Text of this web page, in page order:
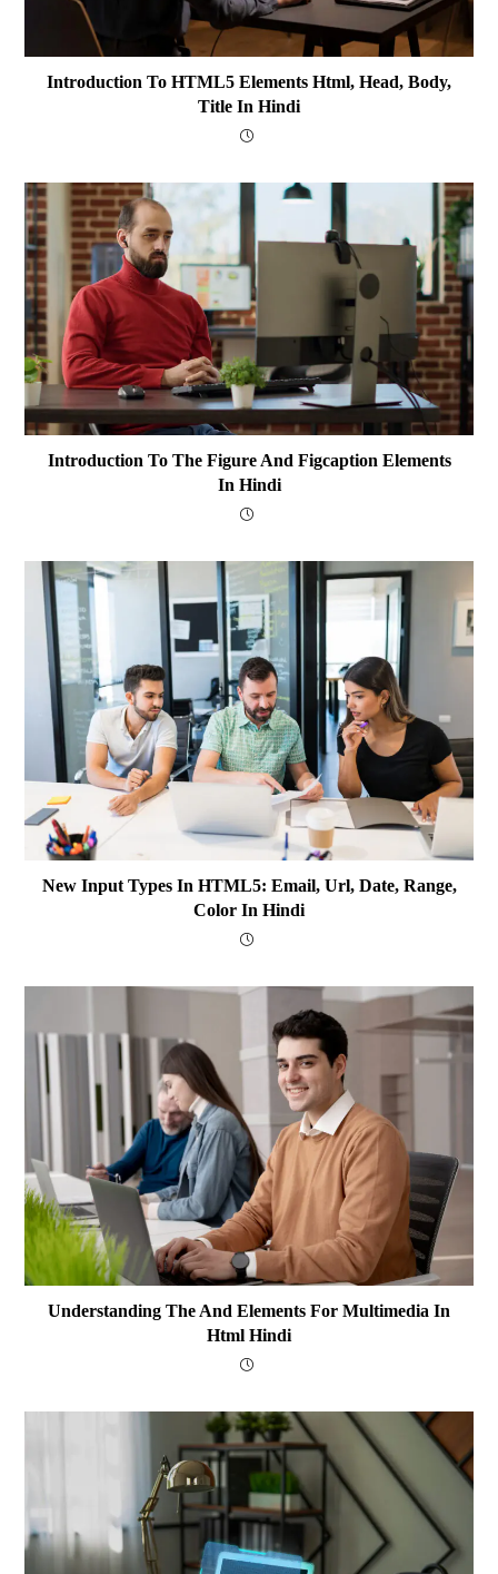
Introduction To HTML5 Elements Html, Head, Body,
Title In Hindi
Introduction To The Figure And Figcaption Elements
In Hindi
New Input Types In HTML5: Email, Url, Date, Range,
Color In Hindi
Understanding The And Elements For Multimedia In
Html Hindi